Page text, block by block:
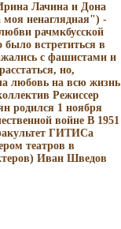
Лачина и Дона
моя ненаглядная") -
рачмкбусской
встретиться в
с фашистами и
но,
любовь на всю жизнь
Режиссер
родился 1 ноября
войне В 1951
ГИТИСа
театров в
Иван Шведов